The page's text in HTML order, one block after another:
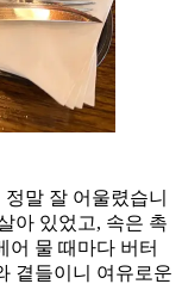
말 잘 어울렸습니
아 있었고, 속은 촉
어 물 때마다 버터
곁들이니 여유로운